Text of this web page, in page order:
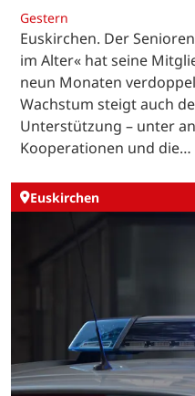
Gestern
Euskirchen. Der
im Alter« hat seine
neun Monaten
Wachstum steigt auch
Unterstützung – unter
Kooperationen und die…
Euskirchen